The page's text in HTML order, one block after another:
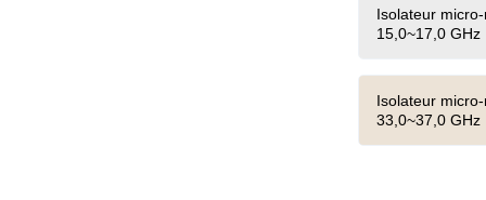
Isolateur
15,0~17,0 GHz
Isolateur
33,0~37,0 GHz